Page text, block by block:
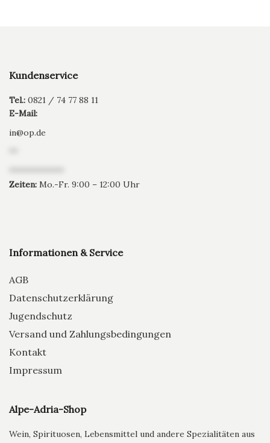
Kundenservice
Tel.: 0821 / 74 77 88 11
E-Mail:
in@op.de
Zeiten: Mo.-Fr. 9:00 – 12:00 Uhr
Informationen & Service
AGB
Datenschutzerklärung
Jugendschutz
Versand und Zahlungsbedingungen
Kontakt
Impressum
Alpe-Adria-Shop
Wein, Spirituosen, Lebensmittel und andere Spezialitäten aus